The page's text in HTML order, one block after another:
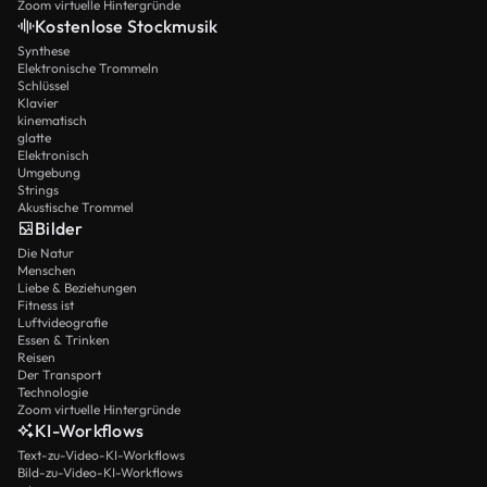
Zoom virtuelle Hintergründe
Kostenlose Stockmusik
Synthese
Elektronische Trommeln
Schlüssel
Klavier
kinematisch
glatte
Elektronisch
Umgebung
Strings
Akustische Trommel
Bilder
Die Natur
Menschen
Liebe & Beziehungen
Fitness ist
Luftvideografie
Essen & Trinken
Reisen
Der Transport
Technologie
Zoom virtuelle Hintergründe
KI-Workflows
Text-zu-Video-KI-Workflows
Bild-zu-Video-KI-Workflows